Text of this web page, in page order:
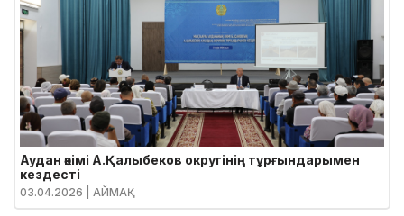
Аудан әкімі А.Қалыбеков округінің тұрғындарымен
кездесті
03.04.2026 | АЙМАҚ